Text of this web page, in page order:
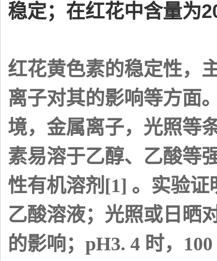
稳定；在红花中含量为
红花黄色素的稳定性，
离子对其的影响等方面
境，金属离子，光照等
素易溶于乙醇、乙酸等
性有机溶剂[1] 。实验
乙酸溶液；光照或日晒
的影响；pH3. 4 时，